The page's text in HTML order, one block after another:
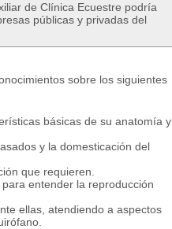
de Clínica Ecuestre podría
públicas y privadas del
sobre los siguientes
básicas de su anatomía y
y la domesticación del
que requieren.
entender la reproducción
ellas, atendiendo a aspectos